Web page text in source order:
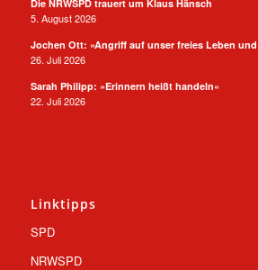
Die NRWSPD trauert um Klaus Hänsch
5. August 2026
Jochen Ott: »Angriff auf unser freies Leben
26. Juli 2026
Sarah Philipp: »Erinnern heißt handeln«
22. Juli 2026
Linktipps
SPD
NRWSPD